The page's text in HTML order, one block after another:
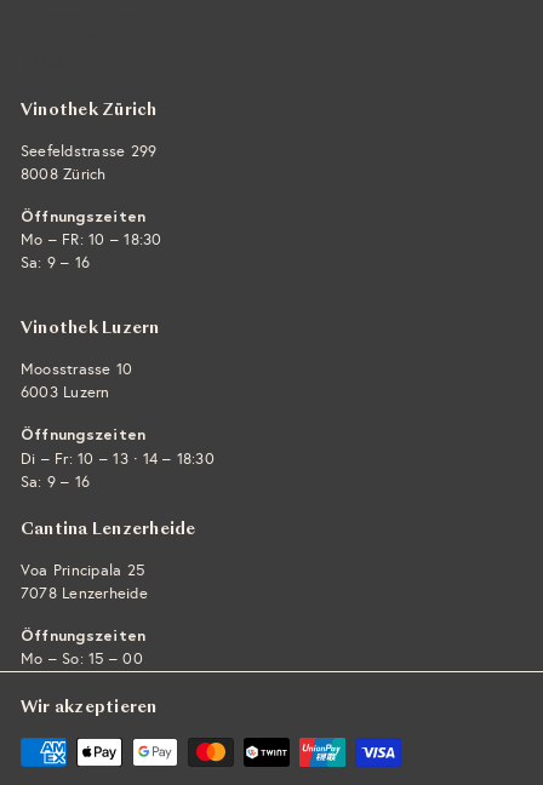
Vinothek Zürich
Seefeldstrasse 299
8008 Zürich
Öffnungszeiten
Mo – FR: 10 – 18:30
Sa: 9 – 16
Vinothek Luzern
Moosstrasse 10
6003 Luzern
Öffnungszeiten
Di – Fr: 10 – 13 · 14 – 18:30
Sa: 9 – 16
Cantina Lenzerheide
Voa Principala 25
7078 Lenzerheide
Öffnungszeiten
Mo – So: 15 – 00
Wir akzeptieren